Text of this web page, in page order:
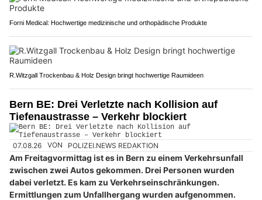
Forni Medical: Hochwertige medizinische und orthopädische Produkte
R.Witzgall Trockenbau & Holz Design bringt hochwertige Raumideen
Bern BE: Drei Verletzte nach Kollision auf
Tiefenaustrasse – Verkehr blockiert
07.08.26 VON POLIZEI.NEWS REDAKTION
Am Freitagvormittag ist es in Bern zu einem Verkehrsunfall
zwischen zwei Autos gekommen. Drei Personen wurden
dabei verletzt. Es kam zu Verkehrseinschränkungen.
Ermittlungen zum Unfallhergang wurden aufgenommen.